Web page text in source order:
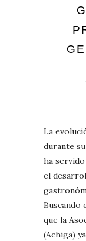
La
durante
ha
el
Buscando
que la
(Achiga)